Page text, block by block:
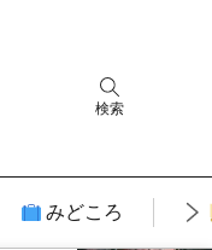
検索
みどころ